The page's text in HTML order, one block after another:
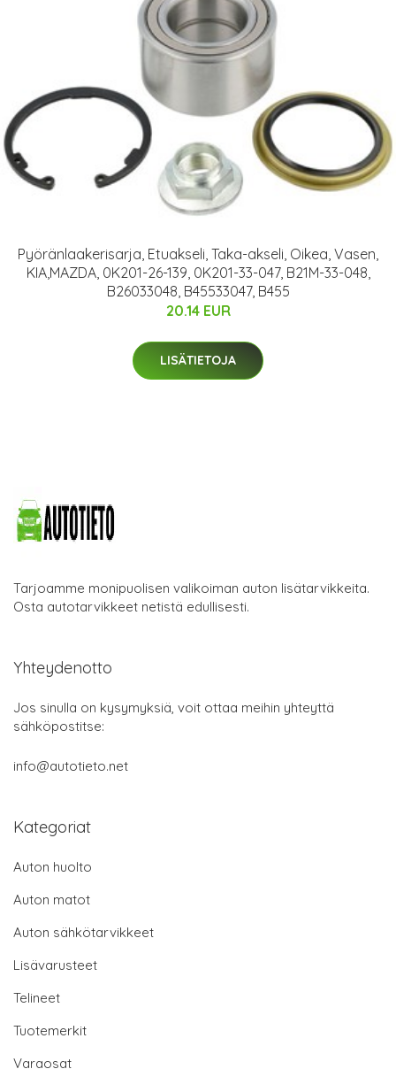
Pyöränlaakerisarja, Etuakseli, Taka-akseli, Oikea, Vasen,
KIA,MAZDA, 0K201-26-139, 0K201-33-047, B21M-33-048,
B26033048, B45533047, B455
20.14 EUR
LISÄTIETOJA
Tarjoamme monipuolisen valikoiman auton lisätarvikkeita.
Osta autotarvikkeet netistä edullisesti.
Yhteydenotto
Jos sinulla on kysymyksiä, voit ottaa meihin yhteyttä
sähköpostitse:
info@autotieto.net
Kategoriat
Auton huolto
Auton matot
Auton sähkötarvikkeet
Lisävarusteet
Telineet
Tuotemerkit
Varaosat